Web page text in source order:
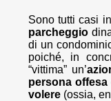
Sono tutti casi
parcheggio
di un
poiché, in
“vittima” un’
persona
volere (ossia,